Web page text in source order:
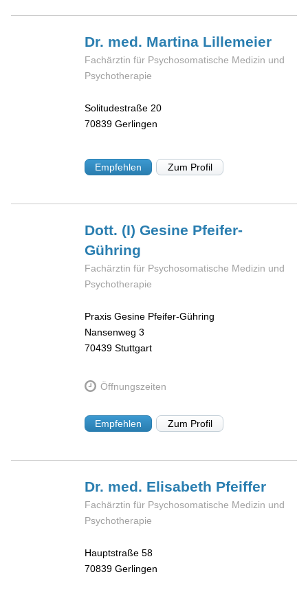
Dr. med. Martina Lillemeier
Fachärztin für Psychosomatische Medizin und
Psychotherapie
Solitudestraße 20
70839 Gerlingen
Empfehlen Zum Profil
Dott. (I) Gesine Pfeifer-
Gühring
Fachärztin für Psychosomatische Medizin und
Psychotherapie
Praxis Gesine Pfeifer-Gühring
Nansenweg 3
70439 Stuttgart
Öffnungszeiten
Empfehlen Zum Profil
Dr. med. Elisabeth Pfeiffer
Fachärztin für Psychosomatische Medizin und
Psychotherapie
Hauptstraße 58
70839 Gerlingen